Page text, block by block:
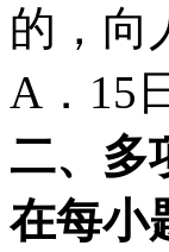
的，
A．15
二、多
在每小